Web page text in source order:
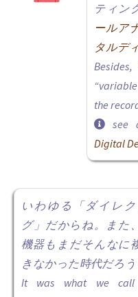
ティン
ールア
タルデ
the
see
Digital
いわゆる「ダイレ
グ」だからね。また
機器もまだそんなに
きなかった時代だろう
It was what we call